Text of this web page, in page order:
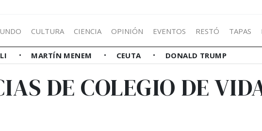
CULTURA CIENCIA OPINIÓN EVENTOS RESTÓ TAPAS
MARTÍN MENEM CEUTA DONALD TRUMP
DE COLEGIO DE